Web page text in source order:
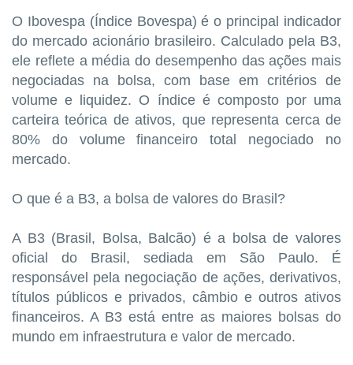
O Ibovespa (Índice Bovespa) é o principal indicador
do mercado acionário brasileiro. Calculado pela B3,
ele reflete a média do desempenho das ações mais
negociadas na bolsa, com base em critérios de
volume e liquidez. O índice é composto por uma
carteira teórica de ativos, que representa cerca de
80% do volume financeiro total negociado no
mercado.
O que é a B3, a bolsa de valores do Brasil?
A B3 (Brasil, Bolsa, Balcão) é a bolsa de valores
oficial do Brasil, sediada em São Paulo. É
responsável pela negociação de ações, derivativos,
títulos públicos e privados, câmbio e outros ativos
financeiros. A B3 está entre as maiores bolsas do
mundo em infraestrutura e valor de mercado.